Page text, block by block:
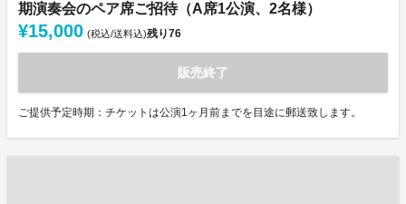
期演奏会のペア席ご招待（A席1公演、2名様）
¥15,000 (税込/送料込)残り76
販売終了
ご提供予定時期：チケットは公演1ヶ月前までを目途に郵送致します。